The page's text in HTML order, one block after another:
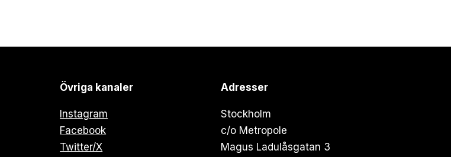
Övriga kanaler
Instagram
Facebook
Twitter/X
Adresser
Stockholm
c/o Metropole
Magus Ladulåsgatan 3